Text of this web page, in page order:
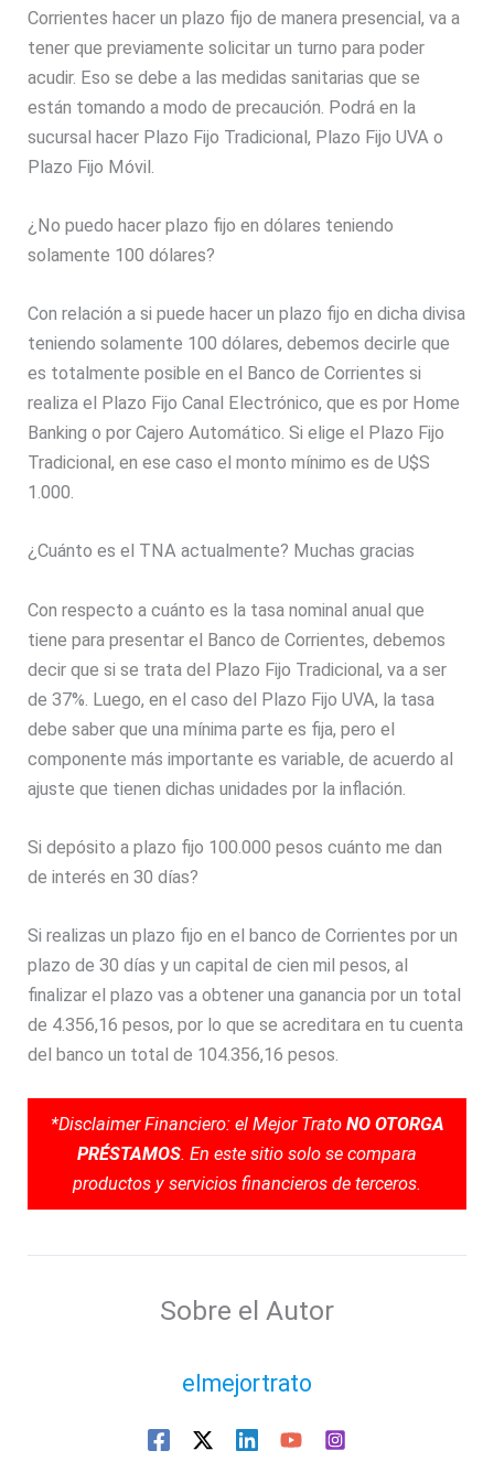
Corrientes hacer un plazo fijo de manera presencial, va a
tener que previamente solicitar un turno para poder
acudir. Eso se debe a las medidas sanitarias que se
están tomando a modo de precaución. Podrá en la
sucursal hacer Plazo Fijo Tradicional, Plazo Fijo UVA o
Plazo Fijo Móvil.
¿No puedo hacer plazo fijo en dólares teniendo
solamente 100 dólares?
Con relación a si puede hacer un plazo fijo en dicha divisa
teniendo solamente 100 dólares, debemos decirle que
es totalmente posible en el Banco de Corrientes si
realiza el Plazo Fijo Canal Electrónico, que es por Home
Banking o por Cajero Automático. Si elige el Plazo Fijo
Tradicional, en ese caso el monto mínimo es de U$S
1.000.
¿Cuánto es el TNA actualmente? Muchas gracias
Con respecto a cuánto es la tasa nominal anual que
tiene para presentar el Banco de Corrientes, debemos
decir que si se trata del Plazo Fijo Tradicional, va a ser
de 37%. Luego, en el caso del Plazo Fijo UVA, la tasa
debe saber que una mínima parte es fija, pero el
componente más importante es variable, de acuerdo al
ajuste que tienen dichas unidades por la inflación.
Si depósito a plazo fijo 100.000 pesos cuánto me dan
de interés en 30 días?
Si realizas un plazo fijo en el banco de Corrientes por un
plazo de 30 días y un capital de cien mil pesos, al
finalizar el plazo vas a obtener una ganancia por un total
de 4.356,16 pesos, por lo que se acreditara en tu cuenta
del banco un total de 104.356,16 pesos.
*Disclaimer Financiero: el Mejor Trato NO OTORGA
PRÉSTAMOS. En este sitio solo se compara
productos y servicios financieros de terceros.
Sobre el Autor
elmejortrato